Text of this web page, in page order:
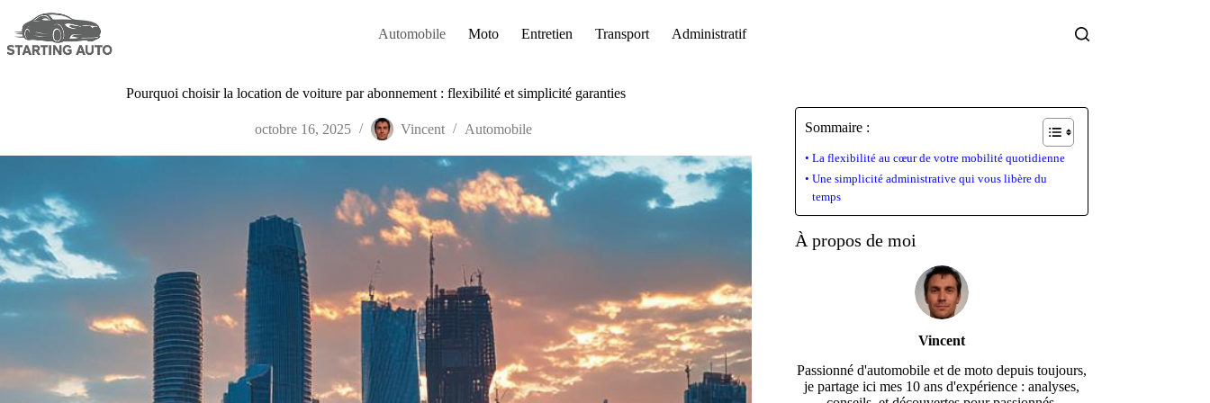
contenu
Automobile Moto Entretien Transport Administratif
Pourquoi choisir la location de voiture par abonnement : flexibilité et simplicité garanties
octobre 16, 2025 Vincent Automobile Sommaire :
La flexibilité au cœur de votre mobilité quotidienne
Une simplicité administrative qui vous libère du
temps
À propos de moi
Vincent
Passionné d'automobile et de moto depuis toujours,
je partage ici mes 10 ans d'expérience : analyses,